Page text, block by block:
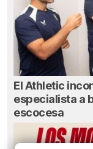
El Athletic
especialista a
escocesa